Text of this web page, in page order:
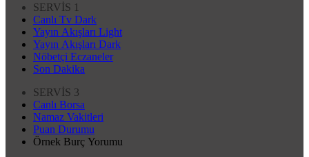
SERVİS 1
Canlı Tv Dark
Yayın Akışları Light
Yayın Akışları Dark
Nöbetçi Eczaneler
Son Dakika
SERVİS 3
Canlı Borsa
Namaz Vakitleri
Puan Durumu
Örnek Burç Yorumu